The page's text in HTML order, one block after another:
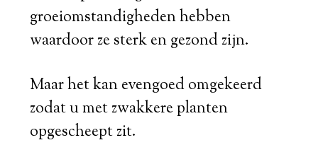
groeiomstandigheden hebben
waardoor ze sterk en gezond zijn.
Maar het kan evengoed omgekeerd
zodat u met zwakkere planten
opgescheept zit.